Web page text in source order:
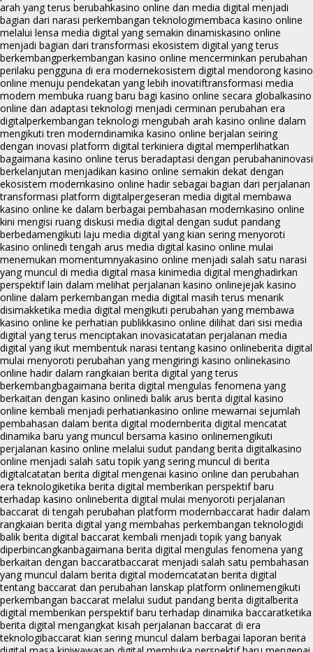
arah yang terus berubahkasino online dan media digital menjadi
bagian dari narasi perkembangan teknologimembaca kasino online
melalui lensa media digital yang semakin dinamiskasino online
menjadi bagian dari transformasi ekosistem digital yang terus
berkembangperkembangan kasino online mencerminkan perubahan
perilaku pengguna di era modernekosistem digital mendorong kasino
online menuju pendekatan yang lebih inovatiftransformasi media
modern membuka ruang baru bagi kasino online secara globalkasino
online dan adaptasi teknologi menjadi cerminan perubahan era
digitalperkembangan teknologi mengubah arah kasino online dalam
mengikuti tren moderndinamika kasino online berjalan seiring
dengan inovasi platform digital terkiniera digital memperlihatkan
bagaimana kasino online terus beradaptasi dengan perubahaninovasi
berkelanjutan menjadikan kasino online semakin dekat dengan
ekosistem modernkasino online hadir sebagai bagian dari perjalanan
transformasi platform digitalpergeseran media digital membawa
kasino online ke dalam berbagai pembahasan modernkasino online
kini mengisi ruang diskusi media digital dengan sudut pandang
berbedamengikuti laju media digital yang kian sering menyoroti
kasino onlinedi tengah arus media digital kasino online mulai
menemukan momentumnyakasino online menjadi salah satu narasi
yang muncul di media digital masa kinimedia digital menghadirkan
perspektif lain dalam melihat perjalanan kasino onlinejejak kasino
online dalam perkembangan media digital masih terus menarik
disimakketika media digital mengikuti perubahan yang membawa
kasino online ke perhatian publikkasino online dilihat dari sisi media
digital yang terus menciptakan inovasicatatan perjalanan media
digital yang ikut membentuk narasi tentang kasino onlineberita digital
mulai menyoroti perubahan yang mengiringi kasino onlinekasino
online hadir dalam rangkaian berita digital yang terus
berkembangbagaimana berita digital mengulas fenomena yang
berkaitan dengan kasino onlinedi balik arus berita digital kasino
online kembali menjadi perhatiankasino online mewarnai sejumlah
pembahasan dalam berita digital modernberita digital mencatat
dinamika baru yang muncul bersama kasino onlinemengikuti
perjalanan kasino online melalui sudut pandang berita digitalkasino
online menjadi salah satu topik yang sering muncul di berita
digitalcatatan berita digital mengenai kasino online dan perubahan
era teknologiketika berita digital memberikan perspektif baru
terhadap kasino onlineberita digital mulai menyoroti perjalanan
baccarat di tengah perubahan platform modernbaccarat hadir dalam
rangkaian berita digital yang membahas perkembangan teknologidi
balik berita digital baccarat kembali menjadi topik yang banyak
diperbincangkanbagaimana berita digital mengulas fenomena yang
berkaitan dengan baccaratbaccarat menjadi salah satu pembahasan
yang muncul dalam berita digital moderncatatan berita digital
tentang baccarat dan perubahan lanskap platform onlinemengikuti
perkembangan baccarat melalui sudut pandang berita digitalberita
digital memberikan perspektif baru terhadap dinamika baccaratketika
berita digital mengangkat kisah perjalanan baccarat di era
teknologibaccarat kian sering muncul dalam berbagai laporan berita